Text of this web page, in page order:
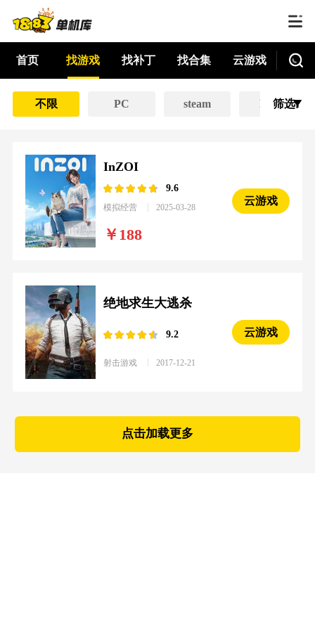
首页 找游戏 找补丁 找合集 云游戏
不限 PC steam EPIC
筛选
InZOI
9.6
模拟经营 2025-03-28
188
云游戏
绝地求生大逃杀
9.2
射击游戏 2017-12-21
云游戏
点击加载更多